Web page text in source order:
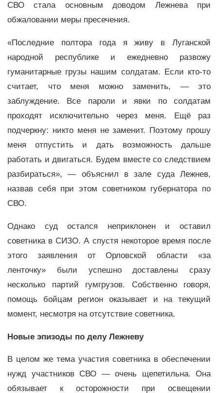
СВО стала основным доводом Лежнева при
обжаловании меры пресечения.
«Последние полтора года я живу в Луганской
народной республике и ежедневно развожу
гуманитарные грузы нашим солдатам. Если кто-то
считает, что меня можно заменить, — это
заблуждение. Все пароли и явки по солдатам
проходят исключительно через меня. Ещё раз
подчеркну: никто меня не заменит. Поэтому прошу
меня отпустить и дать возможность дальше
работать и двигаться. Будем вместе со следствием
разбираться», — объяснил в зале суда Лежнев,
назвав себя при этом советником губернатора по
СВО.
Однако суд остался неприклонен и оставил
советника в СИЗО. А спустя некоторое время после
этого заявления от Орловской области «за
ленточку» были успешно доставлены сразу
несколько партий гумгрузов. Собственно говоря,
помощь бойцам регион оказывает и на текущий
момент, несмотря на отсутствие советника.
Новые эпизоды по делу Лежневу
В целом же тема участия советника в обеспечении
нужд участников СВО — очень щепетильна. Она
обязывает к осторожности при освещении